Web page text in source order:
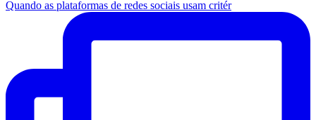
Quando as plataformas de redes sociais usam critér